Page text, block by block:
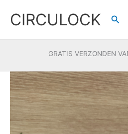
naar
inhoud
CIRCULOCK
GRATIS VERZONDEN
Rozenkwarts
ruw
#1
aantal